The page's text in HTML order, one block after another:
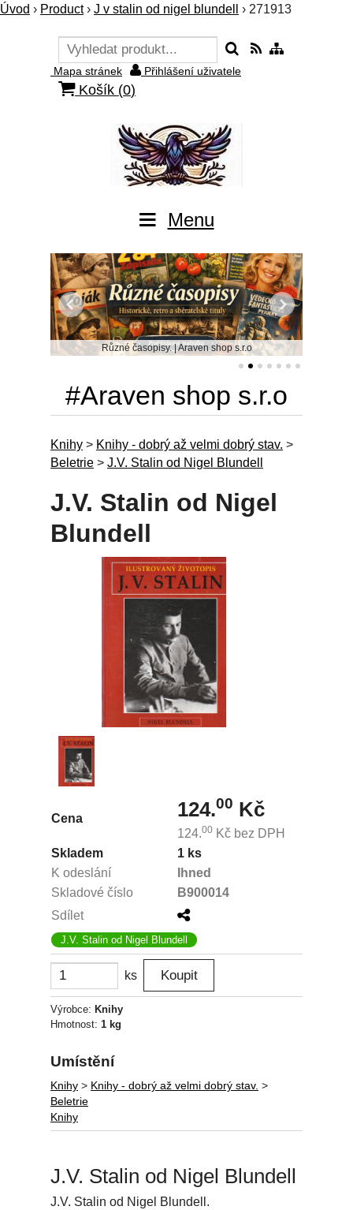
Úvod › Product› J v stalin od nigel blundell › 271913
Mapa stránek Přihlášení uživatele
Košík (0)
Menu
Různé časopisy. | Araven shop s.r.o
#Araven shop s.r.o
Knihy > Knihy - dobrý až velmi dobrý stav. >
Beletrie > J.V. Stalin od Nigel Blundell
J.V. Stalin od Nigel
Blundell
Cena 124.00 Kč
124.00 Kč bez DPH
Skladem
1 ks
K odeslání
Ihned
Skladové číslo
B900014
Sdílet
J.V. Stalin od Nigel Blundell
ks
Výrobce: Knihy
Hmotnost: 1 kg
Umístění
Knihy > Knihy - dobrý až velmi dobrý stav. >
Beletrie
Knihy
J.V. Stalin od Nigel Blundell
J.V. Stalin od Nigel Blundell.